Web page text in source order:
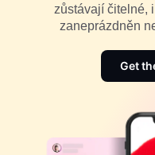
Dreamina AI
AI generátor obrázků
Dreamina Seedance
Nano Banana Pro
Gemini Omni
Editor a generátor
Sociální sítě
Šablony kalendářů
Výroční šablony
Program průkopníků
Program pro
zůstávají čitelné,
zaneprázdněn
Get